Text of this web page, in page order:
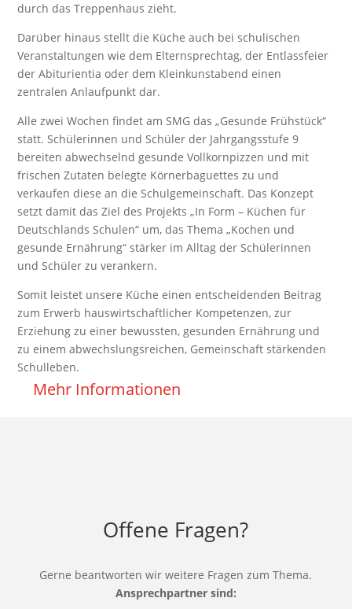
durch das Treppenhaus zieht.
Darüber hinaus stellt die Küche auch bei schulischen
Veranstaltungen wie dem Elternsprechtag, der Entlassfeier
der Abiturientia oder dem Kleinkunstabend einen
zentralen Anlaufpunkt dar.
Alle zwei Wochen findet am SMG das „Gesunde Frühstück“
statt. Schülerinnen und Schüler der Jahrgangsstufe 9
bereiten abwechselnd gesunde Vollkornpizzen und mit
frischen Zutaten belegte Körnerbaguettes zu und
verkaufen diese an die Schulgemeinschaft. Das Konzept
setzt damit das Ziel des Projekts „In Form – Küchen für
Deutschlands Schulen“ um, das Thema „Kochen und
gesunde Ernährung“ stärker im Alltag der Schülerinnen
und Schüler zu verankern.
Somit leistet unsere Küche einen entscheidenden Beitrag
zum Erwerb hauswirtschaftlicher Kompetenzen, zur
Erziehung zu einer bewussten, gesunden Ernährung und
zu einem abwechslungsreichen, Gemeinschaft stärkenden
Schulleben.
Mehr Informationen
Offene Fragen?
Gerne beantworten wir weitere Fragen zum Thema.
Ansprechpartner sind: